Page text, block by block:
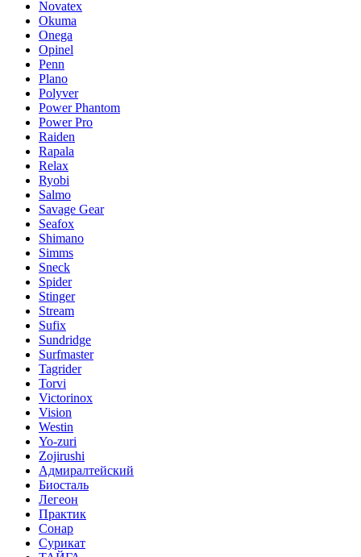
Novatex
Okuma
Onega
Opinel
Penn
Plano
Polyver
Power Phantom
Power Pro
Raiden
Rapala
Relax
Ryobi
Salmo
Savage Gear
Seafox
Shimano
Simms
Sneck
Spider
Stinger
Stream
Sufix
Sundridge
Surfmaster
Tagrider
Torvi
Victorinox
Vision
Westin
Yo-zuri
Zojirushi
Адмиралтейский
Биосталь
Легеон
Практик
Сонар
Сурикат